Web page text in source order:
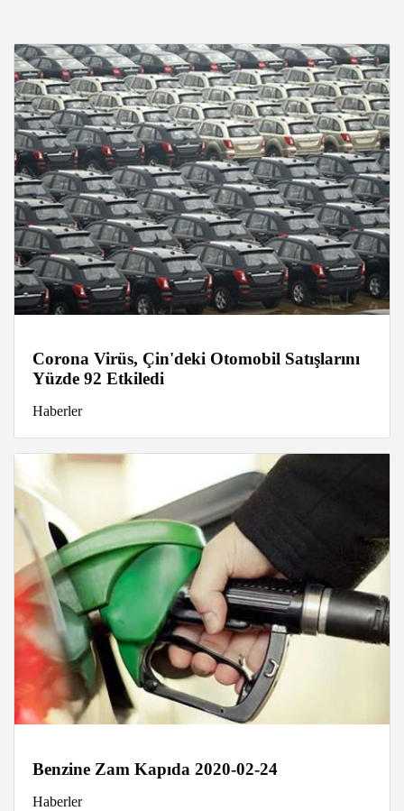
Corona Virüs, Çin'deki Otomobil Satışlarını
Yüzde 92 Etkiledi
Haberler
Benzine Zam Kapıda 2020-02-24
Haberler